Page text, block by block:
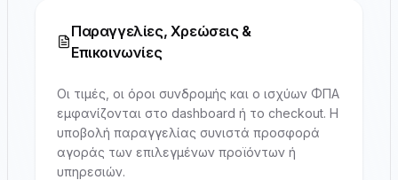
Παραγγελίες, Χρεώσεις &
Επικοινωνίες
Οι τιμές, οι όροι συνδρομής και ο ισχύων ΦΠΑ
εμφανίζονται στο dashboard ή το checkout. Η
υποβολή παραγγελίας συνιστά προσφορά
αγοράς των επιλεγμένων προϊόντων ή
υπηρεσιών.